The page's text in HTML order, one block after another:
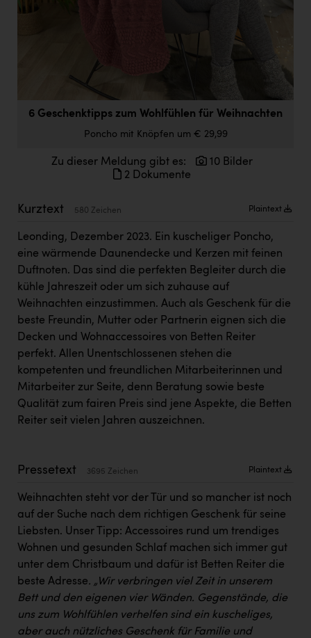
Doppler Gruppe
Fristads Austria
HIG Infomotion Group
IFE Austria GmbH
INTERSPORT Austria
Jesolo
Jane Goodall Institute Austria
Kärcher
Karin Liedl
KEBA
KIWI Kinderwunsch Institut Dr. Loimer
KLIPP Frisör
Kremsmüller Anlagenbau GmbH
Maximarkt
Oldtimer Raststationen und Motorhotels
Österreichischer Kachelofenverband
Orlen
Passage Linz
PEZ
6 Geschenktipps zum Wohlfühlen für Weihnachten
Poncho mit Knöpfen um € 29,99
Zu dieser Meldung gibt es:
10 Bilder
2 Dokumente
Kurztext 580 Zeichen Plaintext
Leonding, Dezember 2023. Ein kuscheliger Poncho,
eine wärmende Daunendecke und Kerzen mit feinen
Duftnoten. Das sind die perfekten Begleiter durch die
kühle Jahreszeit oder um sich zuhause auf
Weihnachten einzustimmen. Auch als Geschenk für die
beste Freundin, Mutter oder Partnerin eignen sich die
Decken und Wohnaccessoires von Betten Reiter
perfekt. Allen Unentschlossenen stehen die
kompetenten und freundlichen Mitarbeiterinnen und
Mitarbeiter zur Seite, denn Beratung sowie beste
Qualität zum fairen Preis sind jene Aspekte, die Betten
Reiter seit vielen Jahren auszeichnen.
Pressetext 3695 Zeichen Plaintext
Weihnachten steht vor der Tür und so mancher ist noch
auf der Suche nach dem richtigen Geschenk für seine
Liebsten. Unser Tipp: Accessoires rund um trendiges
Wohnen und gesunden Schlaf machen sich immer gut
unter dem Christbaum und dafür ist Betten Reiter die
beste Adresse. „Wir verbringen viel Zeit in unserem
Bett und den eigenen vier Wänden. Gegenstände, die
uns zum Wohlfühlen verhelfen sind ein kuscheliges,
aber auch nützliches Geschenk für Familie und